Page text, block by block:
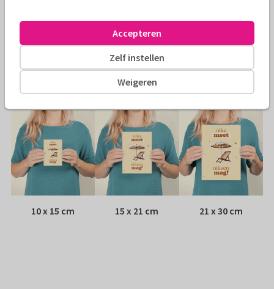
Envelop: Witte vensterenvelop
Adres: Achterop de kaart
Formaten
10 x 15 cm 15 x 21 cm 21 x 30 cm
Weigeren
Zelf instellen
Accepteren